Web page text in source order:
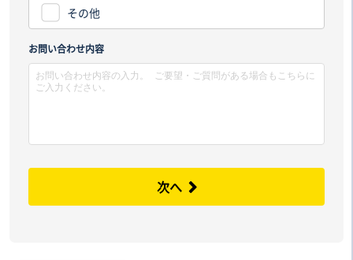
その他
お問い合わせ内容
次へ